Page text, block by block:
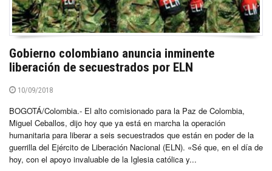
Gobierno colombiano anuncia inminente
liberación de secuestrados por ELN
10/09/2018
BOGOTÁ/Colombia.- El alto comisionado para la Paz de Colombia,
Miguel Ceballos, dijo hoy que ya está en marcha la operación
humanitaria para liberar a seis secuestrados que están en poder de la
guerrilla del Ejército de Liberación Nacional (ELN). «Sé que, en el día de
hoy, con el apoyo invaluable de la Iglesia católica y...